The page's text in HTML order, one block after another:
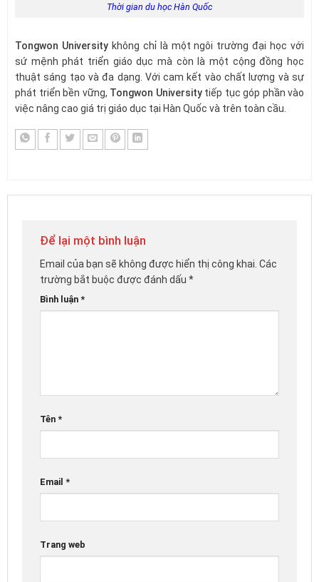
Thời gian du học Hàn Quốc
Tongwon Universitykhông chỉ là một ngôi trường đại học với
sứ mệnh phát triển giáo dục mà còn là một cộng đồng học
thuật sáng tạo và đa dạng. Với cam kết vào chất lượng và sự
phát triển bền vững, Tongwon Universitytiếp tục góp phần vào
việc nâng cao giá trị giáo dục tại Hàn Quốc và trên toàn cầu.
Để lại một bình luận
Email của bạn sẽ không được hiển thị công khai. Các
trường bắt buộc được đánh dấu *
Bình luận *
Tên *
Email *
Trang web